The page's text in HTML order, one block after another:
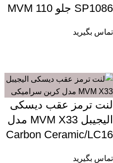
SP1086 جلو MVM 110
تماس بگیرید
لنت ترمز عقب دیسکی
الیجیبل MVM X33 مدل
Carbon Ceramic/LC16
تماس بگیرید